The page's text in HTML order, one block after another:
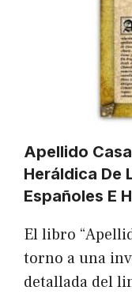
Apellido
Heráldica De
Españoles E
El libro
torno a una
detallada del